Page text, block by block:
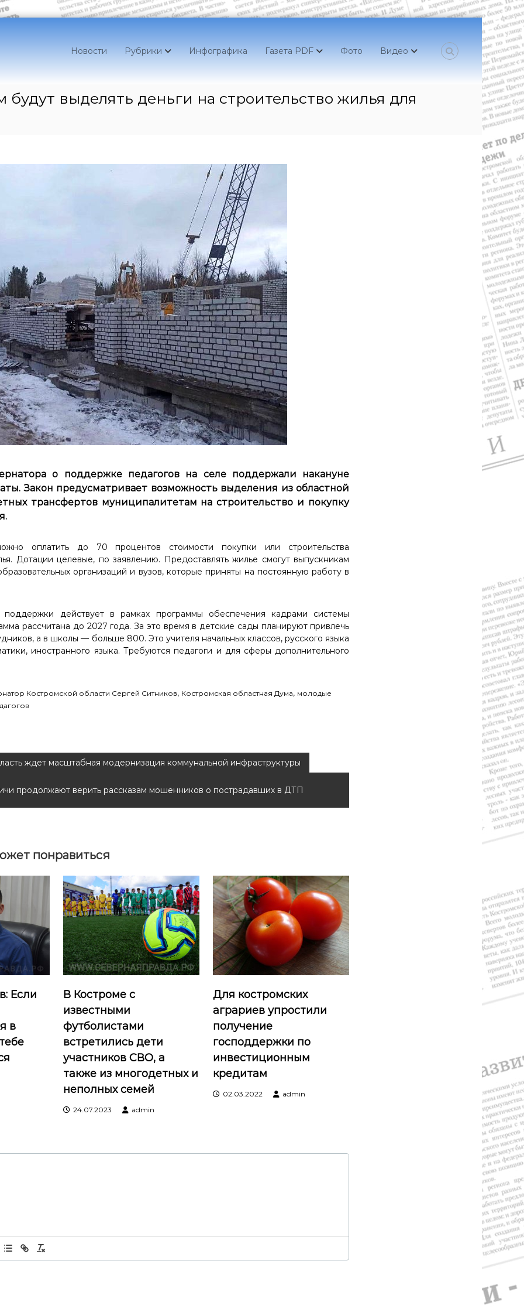
Новости Рубрики Инфографика Газета PDF Фото Видео
выделять деньги на строительство жилья для
о поддержке педагогов на селе поддержали накануне
Закон предусматривает возможность выделения из областной
трансфертов муниципалитетам на строительство и покупку
оплатить до 70 процентов стоимости покупки или строительства
Дотации целевые, по заявлению. Предоставлять жилье смогут выпускникам
организаций и вузов, которые приняты на постоянную работу в
действует в рамках программы обеспечения кадрами системы
рассчитана до 2027 года. За это время в детские сады планируют привлечь
а в школы — больше 800. Это учителя начальных классов, русского языка
иностранного языка. Требуются педагоги и для сферы дополнительного
Костромской области Сергей Ситников, Костромская областная Дума, молодые
ждет масштабная модернизация коммунальной инфраструктуры
продолжают верить рассказам мошенников о пострадавших в ДТП
понравиться
Если
в
В Костроме с
известными
футболистами
встретились дети
участников СВО, а
также из многодетных и
неполных семей
24.07.2023 admin
Для костромских
аграриев упростили
получение
господдержки по
инвестиционным
кредитам
02.03.2022 admin